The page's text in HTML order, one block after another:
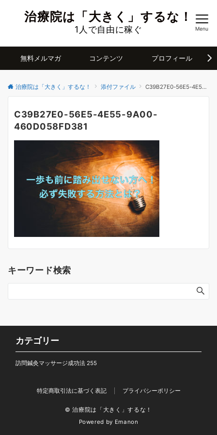
治療院は「大きく」するな！
1人で自由に稼ぐ Menu
無料メルマガ コンテンツ プロフィール
治療院は「大きく」するな！ 添付ファイル C39B27E0-56E5-4E55-9A00-460D058FD381
C39B27E0-56E5-4E55-9A00-
460D058FD381
キーワード検索
カテゴリー
訪問鍼灸マッサージ成功法 255
特定商取引法に基づく表記 プライバシーポリシー
© 治療院は「大きく」するな！
Powered by Emanon